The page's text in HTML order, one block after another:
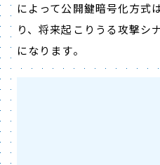
によって公開鍵暗号化方式
り、将来起こりうる攻撃シ
になります。